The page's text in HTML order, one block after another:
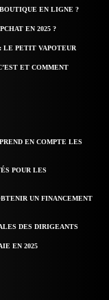
EN LIGNE ?
EN 2025 ?
LE PETIT VAPOTEUR
ET COMMENT
EN COMPTE LES
POUR LES
UN FINANCEMENT
DES DIRIGEANTS
EN 2025